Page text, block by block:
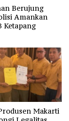
Berujung
Amankan
Ketapang
Makarti